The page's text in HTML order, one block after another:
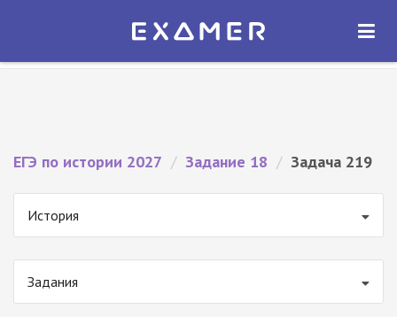
Экзамер — ЕГЭ 2027
ОТКРЫТЬ
ЕГЭ по истории 2027 / Задание 18 / Задача 219
История
Задания